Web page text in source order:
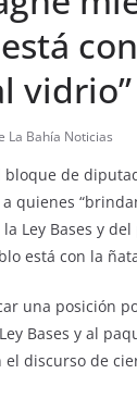
vidrio”
La Bahía Noticias
bloque de
quienes
Ley Bases y
está con la
una posición
Bases y al
el discurso de